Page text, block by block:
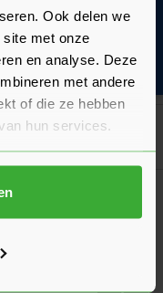
Ook delen we
met onze
en analyse. Deze
met andere
of die ze hebben
hun services.
(0489)
Ga
met behulp van ons